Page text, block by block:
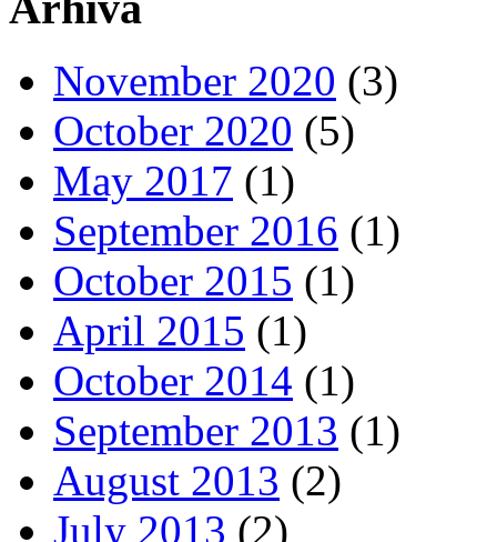
November 2020 (3)
October 2020 (5)
May 2017 (1)
September 2016 (1)
October 2015 (1)
April 2015 (1)
October 2014 (1)
September 2013 (1)
August 2013 (2)
July 2013 (2)